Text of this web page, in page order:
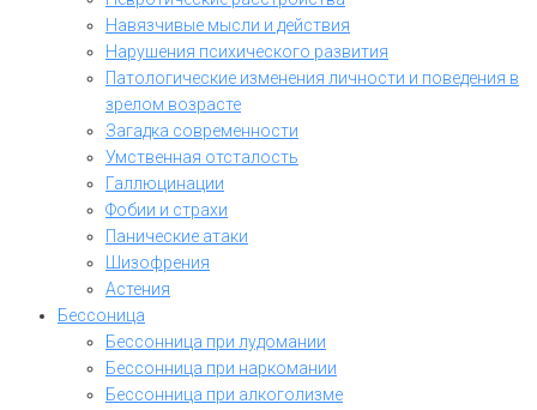
Навязчивые мысли и действия
Нарушения психического развития
Патологические изменения личности и поведения в
зрелом возрасте
Загадка современности
Умственная отсталость
Галлюцинации
Фобии и страхи
Панические атаки
Шизофрения
Астения
Бессоница
Бессонница при лудомании
Бессонница при наркомании
Бессонница при алкоголизме